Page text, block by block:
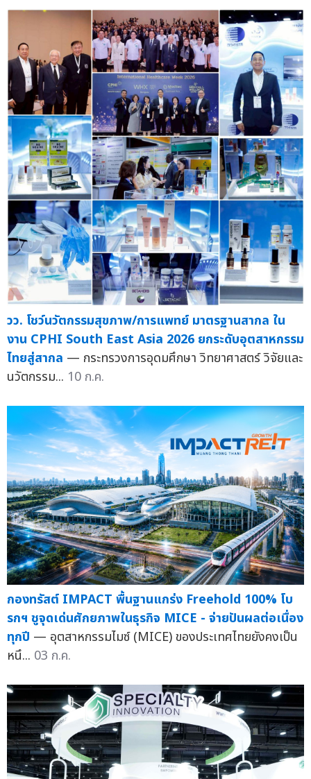
วว. โชว์นวัตกรรมสุขภาพ/การแพทย์ มาตรฐานสากล ใน
งาน CPHI South East Asia 2026 ยกระดับอุตสาหกรรม
ไทยสู่สากล — กระทรวงการอุดมศึกษา วิทยาศาสตร์ วิจัยและ
นวัตกรรม... 10 ก.ค.
กองทรัสต์ IMPACT พื้นฐานแกร่ง Freehold 100% โบ
รกฯ ชูจุดเด่นศักยภาพในธุรกิจ MICE - จ่ายปันผลต่อเนื่อง
ทุกปี — อุตสาหกรรมไมซ์ (MICE) ของประเทศไทยยังคงเป็น
หนึ... 03 ก.ค.